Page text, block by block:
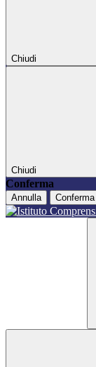
Chiudi
Chiudi
Conferma
Annulla Conferma